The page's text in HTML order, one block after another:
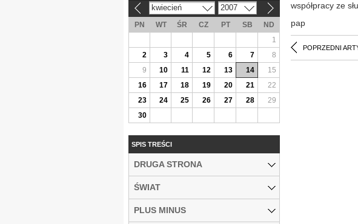
współpracy ze
pap
POPRZEDNI
kwiecień 2007
PN WT ŚR CZ PT SB
ND
1
2
3 4 5 6 7
8
9
10 11 12 13 14
15
16
17 18 19 20 21
22
23
24 25 26 27 28
29
30
SPIS TREŚCI
DRUGA STRONA
ŚWIAT
PLUS MINUS